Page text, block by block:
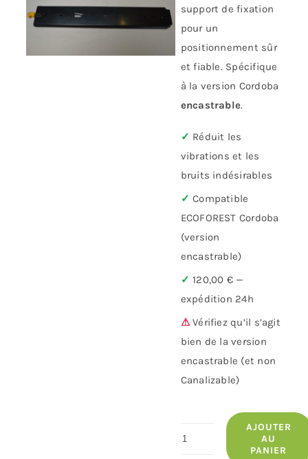
support de fixation
pour un
positionnement sûr
et fiable. Spécifique
à la version Cordoba
encastrable.
✓ Réduit les
vibrations et les
bruits indésirables
✓ Compatible
ECOFOREST Cordoba
(version
encastrable)
✓ 120,00 € —
expédition 24h
⚠Vérifiez qu’il s’agit
bien de la version
encastrable (et non
Canalizable)
quantité
AJOUTER
AU
PANIER